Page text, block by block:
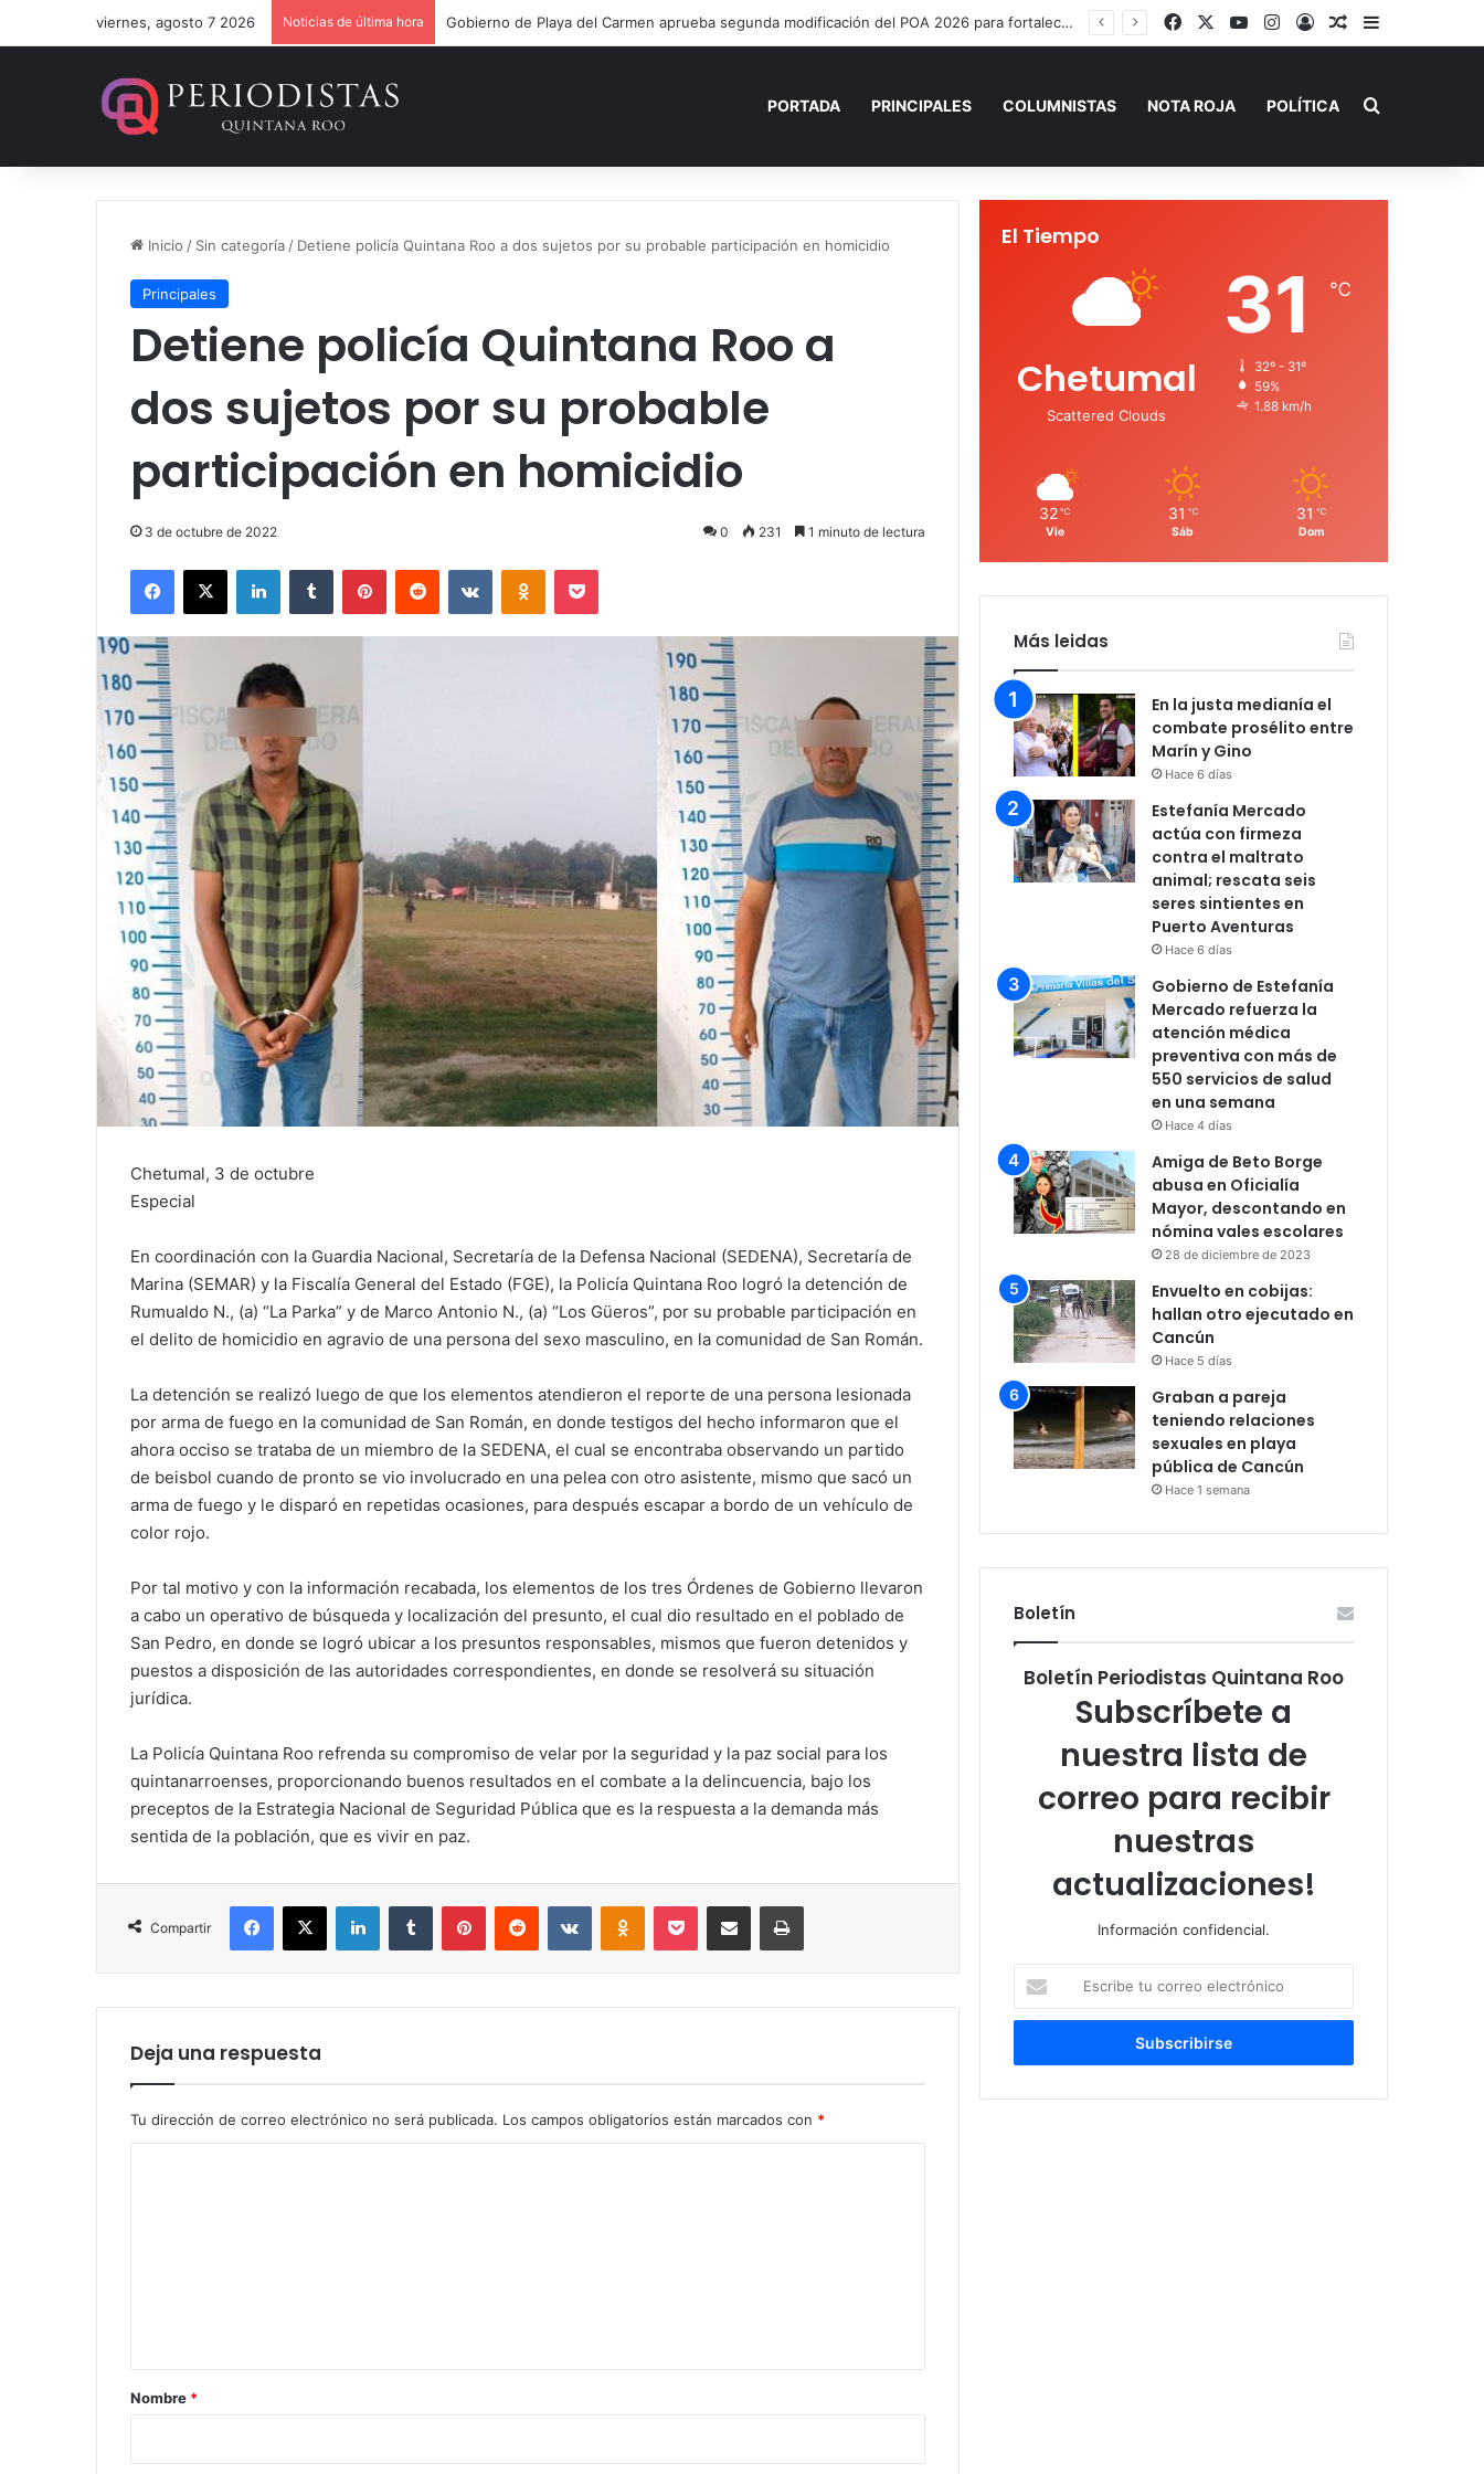
viernes, agosto 7 2026 Noticias de última hora Gobierno de Playa del Carmen aprueba segunda modificación del POA 2026 para fortalecer la obra pública y la infraestructura social FacebookYouTubeInstagram
AccesoPublicación al
Barra lateral
PORTADA PRINCIPALES COLUMNISTAS NOTA ROJA POLÍTICA Buscar por
Inicio / Sin categoría / Detiene policía Quintana Roo a dos sujetos por su probable participación en homicidio
Principales
Detiene policía Quintana Roo a
dos sujetos por su probable
participación en homicidio
3 de octubre de 2022 0 231 1 minuto de lectura
Facebook
X LinkedInTumblr PinterestReddit VKontakteOdnoklassniki
Pocket
Chetumal, 3 de octubre
Especial
En coordinación con la Guardia Nacional, Secretaría de la Defensa Nacional (SEDENA), Secretaría de
Marina (SEMAR) y la Fiscalía General del Estado (FGE), la Policía Quintana Roo logró la detención de
Rumualdo N., (a) “La Parka” y de Marco Antonio N., (a) “Los Güeros”, por su probable participación en
el delito de homicidio en agravio de una persona del sexo masculino, en la comunidad de San Román.
La detención se realizó luego de que los elementos atendieron el reporte de una persona lesionada
por arma de fuego en la comunidad de San Román, en donde testigos del hecho informaron que el
ahora occiso se trataba de un miembro de la SEDENA, el cual se encontraba observando un partido
de beisbol cuando de pronto se vio involucrado en una pelea con otro asistente, mismo que sacó un
arma de fuego y le disparó en repetidas ocasiones, para después escapar a bordo de un vehículo de
color rojo.
Por tal motivo y con la información recabada, los elementos de los tres Órdenes de Gobierno llevaron
a cabo un operativo de búsqueda y localización del presunto, el cual dio resultado en el poblado de
San Pedro, en donde se logró ubicar a los presuntos responsables, mismos que fueron detenidos y
puestos a disposición de las autoridades correspondientes, en donde se resolverá su situación
jurídica.
La Policía Quintana Roo refrenda su compromiso de velar por la seguridad y la paz social para los
quintanarroenses, proporcionando buenos resultados en el combate a la delincuencia, bajo los
preceptos de la Estrategia Nacional de Seguridad Pública que es la respuesta a la demanda más
sentida de la población, que es vivir en paz.
Compartir
Facebook
X LinkedInTumblr PinterestReddit VKontakteOdnoklassniki
Pocket Compartir por correo electrónicoImprimir
Deja una respuesta
Tu dirección de correo electrónico no será publicada. Los campos obligatorios están marcados con *
rNombre *
El Tiempo
Chetumal
Scattered Clouds
31 ℃
32º - 31º
59%
1.88 km/h
32 ℃
Vie
31 ℃
Sáb
31 ℃
Dom
Más leidas
En la justa medianía el
combate prosélito entre
Marín y Gino
Hace 6 días
Estefanía Mercado
actúa con firmeza
contra el maltrato
animal; rescata seis
seres sintientes en
Puerto Aventuras
Hace 6 días
Gobierno de Estefanía
Mercado refuerza la
atención médica
preventiva con más de
550 servicios de salud
en una semana
Hace 4 días
Amiga de Beto Borge
abusa en Oficialía
Mayor, descontando en
nómina vales escolares
28 de diciembre de 2023
Envuelto en cobijas:
hallan otro ejecutado en
Cancún
Hace 5 días
Graban a pareja
teniendo relaciones
sexuales en playa
pública de Cancún
Hace 1 semana
Boletín
Boletín Periodistas Quintana Roo
Subscríbete a
nuestra lista de
correo para recibir
nuestras
actualizaciones!
Información confidencial.
tu
correo